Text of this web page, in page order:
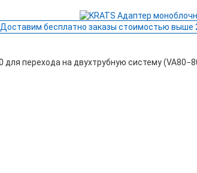
Доставим бесплатно заказы стоимостью выше